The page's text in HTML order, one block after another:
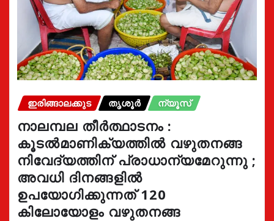
ഇരിങ്ങാലക്കുട തൃശൂർ ന്യൂസ്
നാലമ്പല തീർത്ഥാടനം :
കൂടൽമാണിക്യത്തിൽ വഴുതനങ്ങ
നിവേദ്യത്തിന് പ്രാധാന്യമേറുന്നു ;
അവധി ദിനങ്ങളിൽ
ഉപയോഗിക്കുന്നത് 120
കിലോയോളം വഴുതനങ്ങ